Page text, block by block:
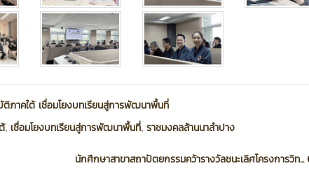
ภาคใต้ เชื่อมโยงบทเรียนสู่การพัฒนาพื้นที่
, เชื่อมโยงบทเรียนสู่การพัฒนาพื้นที่, ราชมงคลล้านนาลำปาง
นักศึกษาสาขาสถาปัตยกรรมคว้ารางวัลชนะเลิศโครงการวิท...